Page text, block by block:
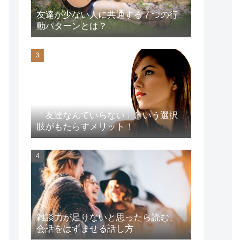
友達が少ない人に共通する７つの行
動パターンとは？
「友達なんていらない」という選択
肢がもたらすメリット！
雑談力が足りないと思ったら読む、
会話をはずませる話し方